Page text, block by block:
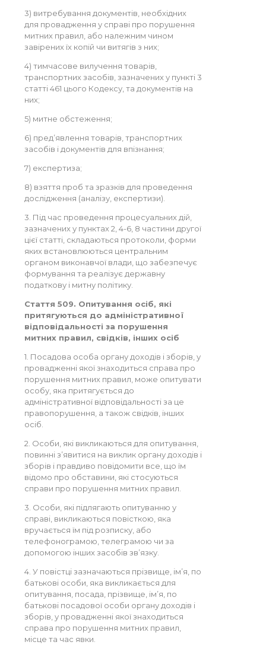
3) витребування документів, необхідних
для провадження у справі про порушення
митних правил, або належним чином
завірених їх копій чи витягів з них;
4) тимчасове вилучення товарів,
транспортних засобів, зазначених у пункті 3
статті 461 цього Кодексу, та документів на
них;
5) митне обстеження;
6) пред’явлення товарів, транспортних
засобів і документів для впізнання;
7) експертиза;
8) взяття проб та зразків для проведення
дослідження (аналізу, експертизи).
3. Під час проведення процесуальних дій,
зазначених у пунктах 2, 4-6, 8 частини другої
цієї статті, складаються протоколи, форми
яких встановлюються центральним
органом виконавчої влади, що забезпечує
формування та реалізує державну
податкову і митну політику.
Стаття 509. Опитування осіб, які
притягуються до адміністративної
відповідальності за порушення
митних правил, свідків, інших осіб
1. Посадова особа органу доходів і зборів, у
провадженні якої знаходиться справа про
порушення митних правил, може опитувати
особу, яка притягується до
адміністративної відповідальності за це
правопорушення, а також свідків, інших
осіб.
2. Особи, які викликаються для опитування,
повинні з’явитися на виклик органу доходів і
зборів і правдиво повідомити все, що їм
відомо про обставини, які стосуються
справи про порушення митних правил.
3. Особи, які підлягають опитуванню у
справі, викликаються повісткою, яка
вручається їм під розписку, або
телефонограмою, телеграмою чи за
допомогою інших засобів зв’язку.
4. У повістці зазначаються прізвище, ім’я, по
батькові особи, яка викликається для
опитування, посада, прізвище, ім’я, по
батькові посадової особи органу доходів і
зборів, у провадженні якої знаходиться
справа про порушення митних правил,
місце та час явки.